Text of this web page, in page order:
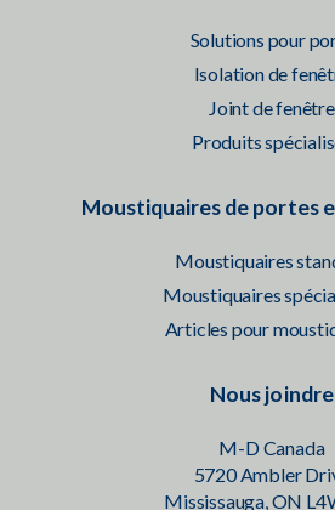
Solutions pour
Isolation de
Joint de fenêtre
Produits
Moustiquaires de portes
Moustiquaires
Moustiquaires
Articles pour
Nous joindre
M-D Canada
5720 Ambler
Mississauga, ON